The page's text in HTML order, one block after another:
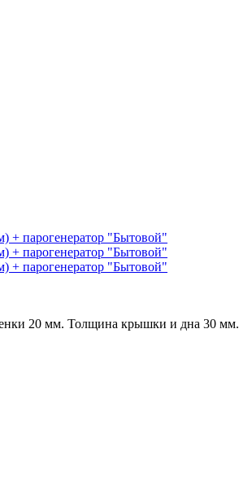
20 мм. Толщина крышки и дна 30 мм.